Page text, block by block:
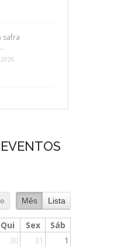
safra
EVENTOS
Mês Lista
Qui Sex
Sáb
30 31 1